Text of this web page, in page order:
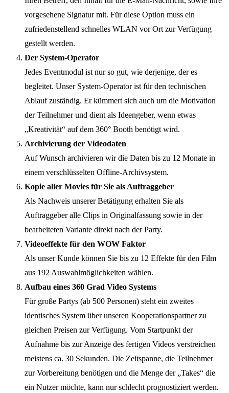
vorgesehene Signatur mit. Für diese Option muss ein
zufriedenstellend schnelles WLAN vor Ort zur Verfügung
gestellt werden.
Der System-Operator
Jedes Eventmodul ist nur so gut, wie derjenige, der es
begleitet. Unser System-Operator ist für den technischen
Ablauf zuständig. Er kümmert sich auch um die Motivation
der Teilnehmer und dient als Ideengeber, wenn etwas
„Kreativität“ auf dem 360° Booth benötigt wird.
Archivierung der Videodaten
Auf Wunsch archivieren wir die Daten bis zu 12 Monate in
einem verschlüsselten Offline-Archivsystem.
Kopie aller Movies für Sie als Auftraggeber
Als Nachweis unserer Betätigung erhalten Sie als
Auftraggeber alle Clips in Originalfassung sowie in der
bearbeiteten Variante direkt nach der Party.
Videoeffekte für den WOW Faktor
Als unser Kunde können Sie bis zu 12 Effekte für den Film
aus 192 Auswahlmöglichkeiten wählen.
Aufbau eines 360 Grad Video Systems
Für große Partys (ab 500 Personen) steht ein zweites
identisches System über unseren Kooperationspartner zu
gleichen Preisen zur Verfügung. Vom Startpunkt der
Aufnahme bis zur Anzeige des fertigen Videos verstreichen
meistens ca. 30 Sekunden. Die Zeitspanne, die Teilnehmer
zur Vorbereitung benötigen und die Menge der „Takes“ die
ein Nutzer möchte, kann nur schlecht prognostiziert werden.